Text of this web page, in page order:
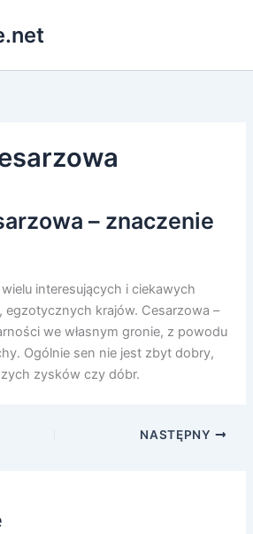
– znaczenie
interesujących i ciekawych
egzotycznych krajów. Cesarzowa –
we własnym gronie, z powodu
Ogólnie sen nie jest zbyt dobry,
zysków czy dóbr.
NASTĘPNY